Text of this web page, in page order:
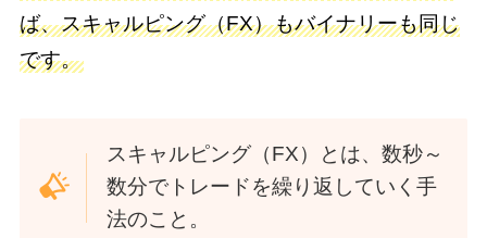
ば、スキャルピング（FX）もバイナリーも同じ
です。
スキャルピング（FX）とは、数秒～
数分でトレードを繰り返していく手
法のこと。